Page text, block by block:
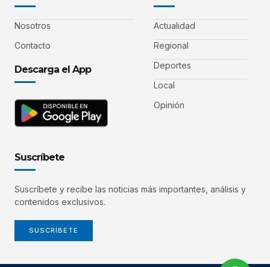
Nosotros
Contacto
Descarga el App
Actualidad
Regional
Deportes
Local
Opinión
Suscríbete
Suscríbete y recibe las noticias más importantes, análisis y
contenidos exclusivos.
SUSCRÍBETE